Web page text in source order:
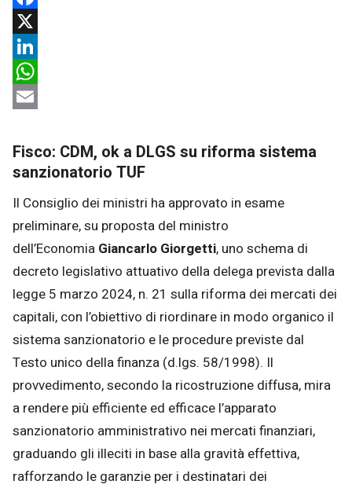
Facebook
X
LinkedIn
WhatsApp
Fisco: CDM, ok a DLGS su riforma sistema
sanzionatorio TUF
Il Consiglio dei ministri ha approvato in esame
preliminare, su proposta del ministro
dell’Economia Giancarlo Giorgetti, uno schema di
decreto legislativo attuativo della delega prevista dalla
legge 5 marzo 2024, n. 21 sulla riforma dei mercati dei
capitali, con l’obiettivo di riordinare in modo organico il
sistema sanzionatorio e le procedure previste dal
Testo unico della finanza (d.lgs. 58/1998). Il
provvedimento, secondo la ricostruzione diffusa, mira
a rendere più efficiente ed efficace l’apparato
sanzionatorio amministrativo nei mercati finanziari,
graduando gli illeciti in base alla gravità effettiva,
rafforzando le garanzie per i destinatari dei